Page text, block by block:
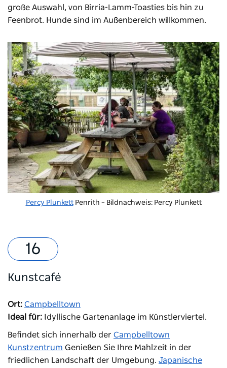
große Auswahl, von Birria-Lamm-Toasties bis hin zu
Feenbrot. Hunde sind im Außenbereich willkommen.
Percy PlunkettPenrith – Bildnachweis: Percy Plunkett
Kunstcafé
Ort: Campbelltown
Ideal für: Idyllische Gartenanlage im Künstlerviertel.
Befindet sich innerhalb der Campbelltown
Kunstzentrum Genießen Sie Ihre Mahlzeit in der
friedlichen Landschaft der Umgebung. Japanische